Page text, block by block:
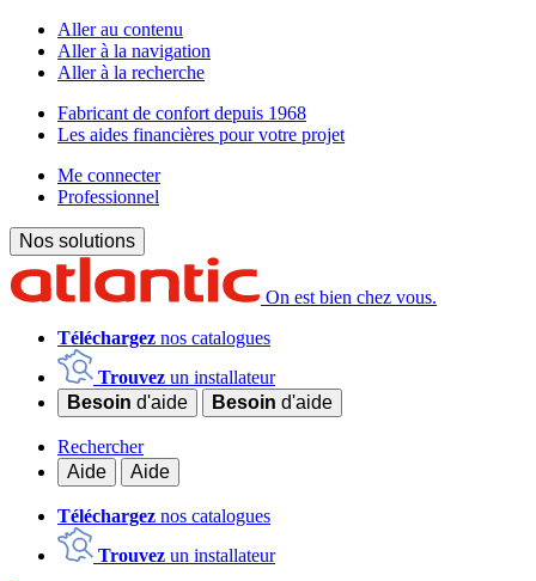
Aller au contenu
Aller à la navigation
Aller à la recherche
Fabricant de confort depuis 1968
Les aides financières pour votre projet
Me connecter
Professionnel
Nos solutions
On est bien chez vous.
Téléchargez nos catalogues
Trouvez un installateur
Besoin d'aide Besoin d'aide
Rechercher
Aide
Aide
Téléchargez nos catalogues
Trouvez un installateur